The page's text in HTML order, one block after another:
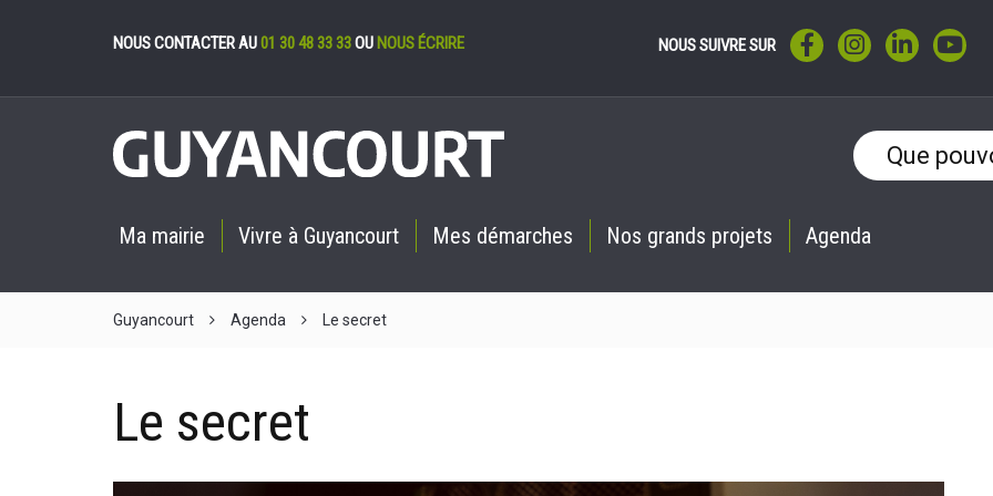
NOUS CONTACTER AU01 30 48 33 33OU NOUS ÉCRIRE NOUS SUIVRE SUR LIEN VERS LE COMPTE
LIEN VERS LE
LIEN VERS
Ma mairie Vivre à Guyancourt Mes démarches Nos grands projets Agenda
Guyancourt Agenda Le secret
Le secret